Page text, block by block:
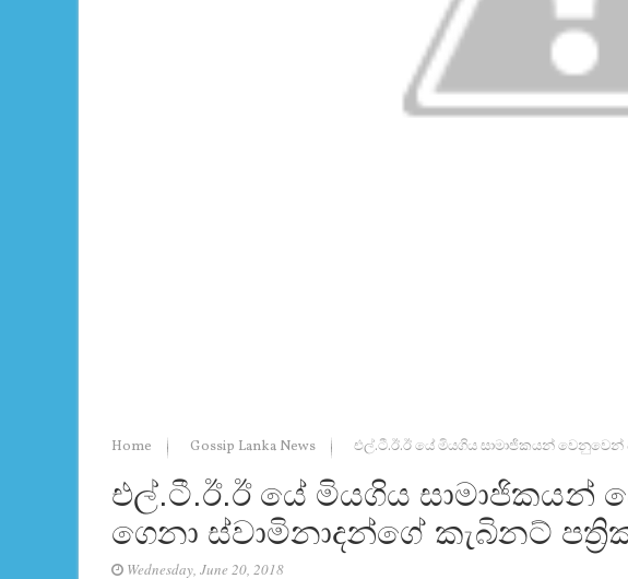
Home Gossip Lanka News එල්.ටී.ඊ.ඊ යේ මියගිය සාමාජිකයන්
එල්.ටී.ඊ.ඊ යේ මියගිය
ගෙනා ස්වාමිනාදන්ගේ කැබිනට්
Wednesday, June 20, 2018